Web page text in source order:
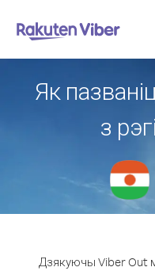
Як
з
Дзякуючы Viber Out